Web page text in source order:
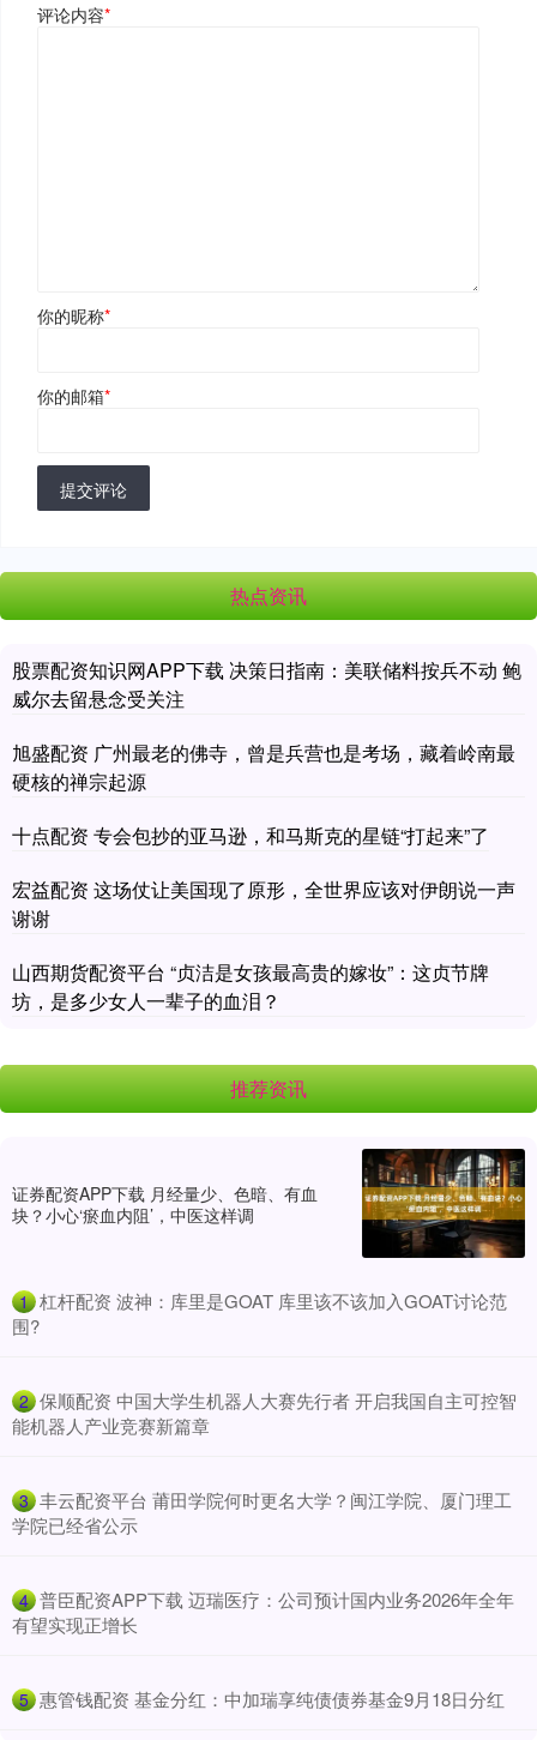
评论内容*
你的昵称*
你的邮箱*
提交评论
热点资讯
股票配资知识网APP下载 决策日指南：美联储料按兵不动 鲍
威尔去留悬念受关注
旭盛配资 广州最老的佛寺，曾是兵营也是考场，藏着岭南最
硬核的禅宗起源
十点配资 专会包抄的亚马逊，和马斯克的星链“打起来”了
宏益配资 这场仗让美国现了原形，全世界应该对伊朗说一声
谢谢
山西期货配资平台 “贞洁是女孩最高贵的嫁妆”：这贞节牌
坊，是多少女人一辈子的血泪？
推荐资讯
证券配资APP下载 月经量少、色暗、有血
块？小心‘瘀血内阻’，中医这样调
1 ​杠杆配资 波神：库里是GOAT 库里该不该加入GOAT讨论范
围?
2 ​保顺配资 中国大学生机器人大赛先行者 开启我国自主可控智
能机器人产业竞赛新篇章
3 ​丰云配资平台 莆田学院何时更名大学？闽江学院、厦门理工
学院已经省公示
4 ​普臣配资APP下载 迈瑞医疗：公司预计国内业务2026年全年
有望实现正增长
5 ​惠管钱配资 基金分红：中加瑞享纯债债券基金9月18日分红